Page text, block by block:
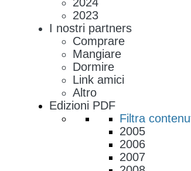
2023
I nostri partners
Comprare
Mangiare
Dormire
Link amici
Altro
Edizioni PDF
Filtra
2005
2006
2007